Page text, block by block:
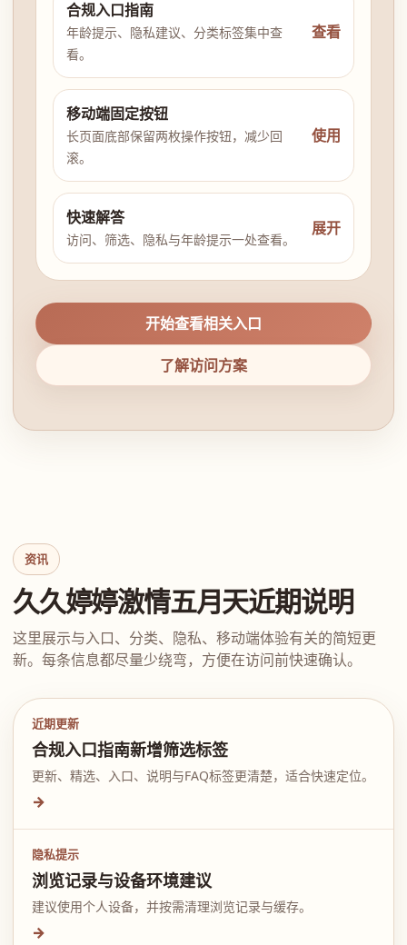
合规入口指南
年龄提示、隐私建议、分类标签集中查
看。
查看
移动端固定按钮
长页面底部保留两枚操作按钮，减少回
滚。
使用
快速解答
访问、筛选、隐私与年龄提示一处查看。
展开
开始查看相关入口
了解访问方案
资讯
久久婷婷激情五月天近期说明
这里展示与入口、分类、隐私、移动端体验有关的简短更
新。每条信息都尽量少绕弯，方便在访问前快速确认。
近期更新
合规入口指南新增筛选标签
更新、精选、入口、说明与FAQ标签更清楚，适合快速定位。
→
隐私提示
浏览记录与设备环境建议
建议使用个人设备，并按需清理浏览记录与缓存。
→